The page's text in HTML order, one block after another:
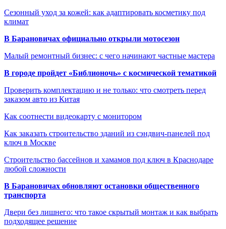
Сезонный уход за кожей: как адаптировать косметику под
климат
В Барановичах официально открыли мотосезон
Малый ремонтный бизнес: с чего начинают частные мастера
В городе пройдет «Библионочь» с космической тематикой
Проверить комплектацию и не только: что смотреть перед
заказом авто из Китая
Как соотнести видеокарту с монитором
Как заказать строительство зданий из сэндвич-панелей под
ключ в Москве
Строительство бассейнов и хамамов под ключ в Краснодаре
любой сложности
В Барановичах обновляют остановки общественного
транспорта
Двери без лишнего: что такое скрытый монтаж и как выбрать
подходящее решение